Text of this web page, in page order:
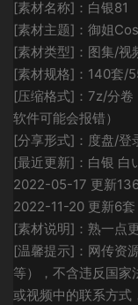
[素材名称]：白银81
[素材主题]：御姐
[素材类型]：图集/视
[素材规格]：140套/
[压缩格式]：7z/分
软件可能会报错）
[分享形式]：度盘/登
[最近更新]：白银 白
2022-05-17 更新
2022-11-20 更新6套
[素材说明]：熟一点
[温馨提示]：网传资
等），不含违反国家
或视频中的联系方式